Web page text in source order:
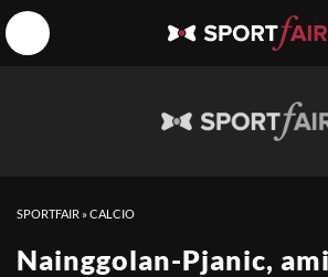
SPORTFAIR »CALCIO
Nainggolan-Pjanic,